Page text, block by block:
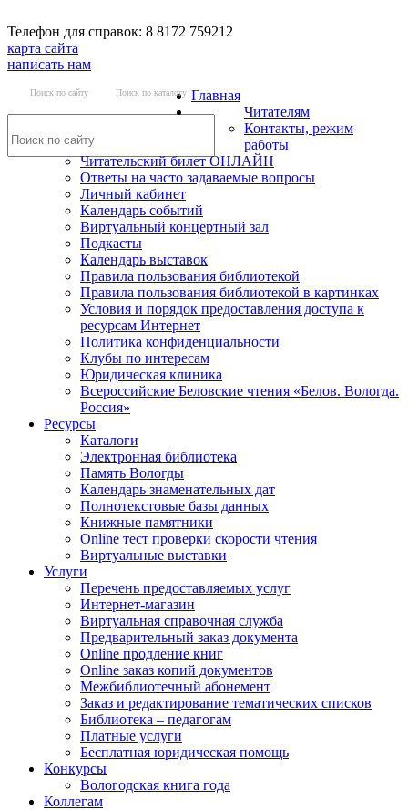
Телефон для справок: 8 8172 759212
карта сайта
написать нам
Поиск по сайту Поиск по каталогу Главная
Читателям
Контакты, режим
работы
Читательский билет ОНЛАЙН
Ответы на часто задаваемые вопросы
Личный кабинет
Календарь событий
Виртуальный концертный зал
Подкасты
Календарь выставок
Правила пользования библиотекой
Правила пользования библиотекой в картинках
Условия и порядок предоставления доступа к
ресурсам Интернет
Политика конфиденциальности
Клубы по интересам
Юридическая клиника
Всероссийские Беловские чтения «Белов. Вологда.
Россия»
Ресурсы
Каталоги
Электронная библиотека
Память Вологды
Календарь знаменательных дат
Полнотекстовые базы данных
Книжные памятники
Online тест проверки скорости чтения
Виртуальные выставки
Услуги
Перечень предоставляемых услуг
Интернет-магазин
Виртуальная справочная служба
Предварительный заказ документа
Online продление книг
Online заказ копий документов
Межбиблиотечный абонемент
Заказ и редактирование тематических списков
Библиотека – педагогам
Платные услуги
Бесплатная юридическая помощь
Конкурсы
Вологодская книга года
Коллегам